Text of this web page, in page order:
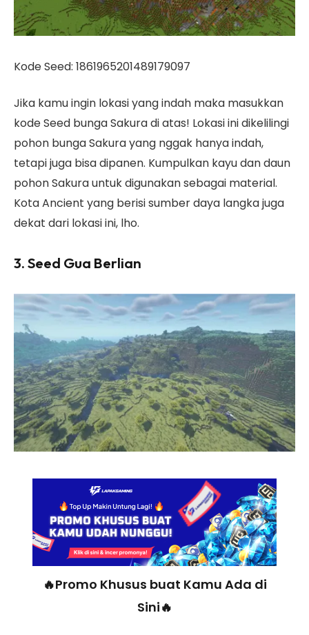
Kode Seed: 1861965201489179097
Jika kamu ingin lokasi yang indah maka masukkan
kode Seed bunga Sakura di atas! Lokasi ini dikelilingi
pohon bunga Sakura yang nggak hanya indah,
tetapi juga bisa dipanen. Kumpulkan kayu dan daun
pohon Sakura untuk digunakan sebagai material.
Kota Ancient yang berisi sumber daya langka juga
dekat dari lokasi ini, lho.
3. Seed Gua Berlian
🔥Promo Khusus buat Kamu Ada di
Sini🔥